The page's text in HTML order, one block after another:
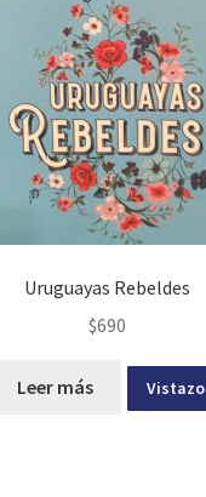
Uruguayas Rebeldes
$690
Leer más Vistazo